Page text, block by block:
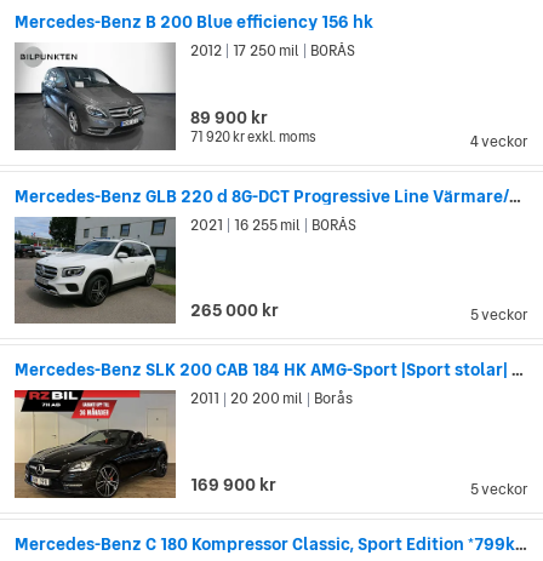
Mercedes-Benz B 200 Blue efficiency 156 hk
4 veckor
2012 17 250 mil BORÅS
89 900 kr
71 920 krexkl. moms
Mercedes-Benz GLB 220 d 8G-DCT Progressive Line Värmare/Drag/NAVI/190HK
5 veckor
2021 16 255 mil BORÅS
265 000 kr
Mercedes-Benz SLK 200 CAB 184 HK AMG-Sport |Sport stolar| * 1900kr/mån*
5 veckor
2011 20 200 mil Borås
169 900 kr
Mercedes-Benz C 180 Kompressor Classic, Sport Edition *799kr/mån*